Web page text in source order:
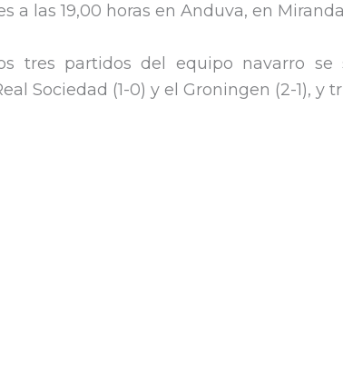
a las 19,00 horas en Anduva, en
tres partidos del equipo navarro se
Sociedad (1-0) y el Groningen (2-1), y